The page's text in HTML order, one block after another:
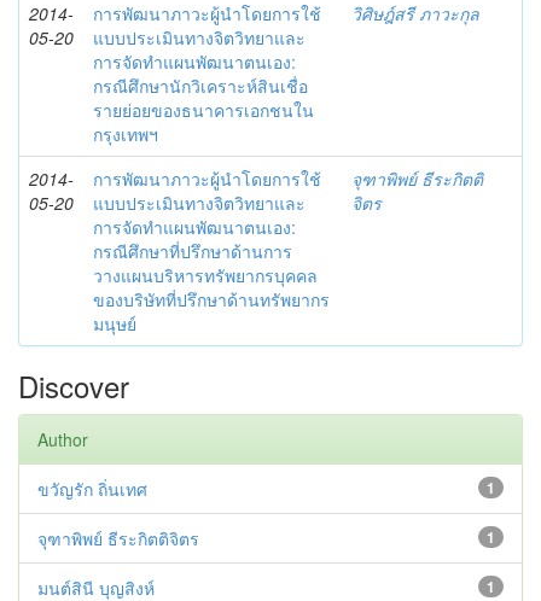
2014-
05-20
การพัฒนาภาวะผู้นำโดยการใช้
แบบประเมินทางจิตวิทยาและ
การจัดทำแผนพัฒนาตนเอง:
กรณีศึกษานักวิเคราะห์สินเชื่อ
รายย่อยของธนาคารเอกชนใน
กรุงเทพฯ
วิศิษฎ์สรี ภาวะกุล
2014-
05-20
การพัฒนาภาวะผู้นำโดยการใช้
แบบประเมินทางจิตวิทยาและ
การจัดทำแผนพัฒนาตนเอง:
กรณีศึกษาที่ปรึกษาด้านการ
วางแผนบริหารทรัพยากรบุคคล
ของบริษัทที่ปรึกษาด้านทรัพยากร
มนุษย์
จุฑาพิพย์ ธีระกิตติ
จิตร
Discover
Author
1
ขวัญรัก ถิ่นเทศ
1
จุฑาพิพย์ ธีระกิตติจิตร
1
มนต์สินี บุญสิงห์